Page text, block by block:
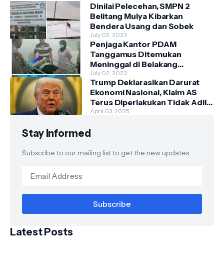
Dinilai Pelecehan, SMPN 2
Belitang Mulya Kibarkan
Bendera Usang dan Sobek
July 02, 2023
Penjaga Kantor PDAM
Tanggamus Ditemukan
Meninggal di Belakang
Kantornya.
July 02, 2023
Trump Deklarasikan Darurat
Ekonomi Nasional, Klaim AS
Terus Diperlakukan Tidak Adil
oleh Negara Asing"
April 03, 2025
Stay Informed
Subscribe to our mailing list to get the new updates.
Latest Posts